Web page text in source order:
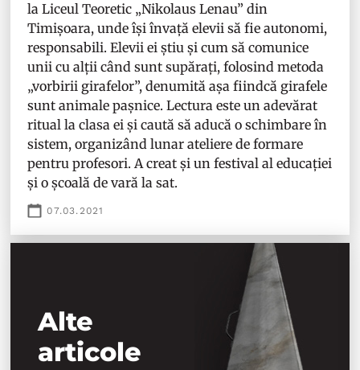
la Liceul Teoretic „Nikolaus Lenau” din
Timișoara, unde își învață elevii să fie autonomi,
responsabili. Elevii ei știu și cum să comunice
unii cu alții când sunt supărați, folosind metoda
„vorbirii girafelor”, denumită așa fiindcă girafele
sunt animale pașnice. Lectura este un adevărat
ritual la clasa ei și caută să aducă o schimbare în
sistem, organizând lunar ateliere de formare
pentru profesori. A creat și un festival al educației
și o școală de vară la sat.
07.03.2021
Alte
articole